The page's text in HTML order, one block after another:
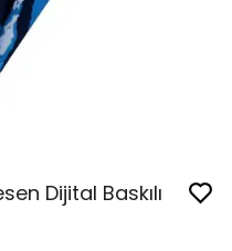
Dijital Baskılı